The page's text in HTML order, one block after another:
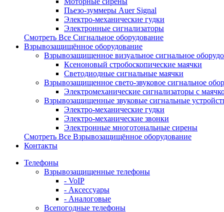
Пьезо-зуммеры Auer Signal
Электро-механические гудки
Электронные сигнализаторы
Смотреть Все Сигнальное оборудование
Взрывозащищённое оборудование
Взрывозащищенное визуальное сигнальное
Ксеноновый стробоскопические маячки
Светодиодные сигнальные маячки
Взрывозащищенное свето-звуковое сигнальное
Электромеханические сигнализаторы с
Взрывозащищенные звуковые сигнальные
Электро-механические гудки
Электро-механические звонки
Электронные многотональные сирены
Смотреть Все Взрывозащищённое оборудование
Контакты
Телефоны
Взрывозащищенные телефоны
- VoIP
- Аксессуары
- Аналоговые
Всепогодные телефоны